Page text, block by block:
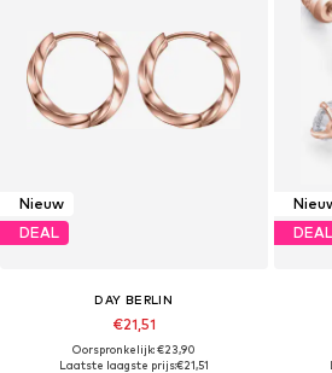
Nieuw
DEAL
DAY BERLIN
€21,51
Oorspronkelijk: €23,90
Laatste laagste prijs:€21,51
DEAL